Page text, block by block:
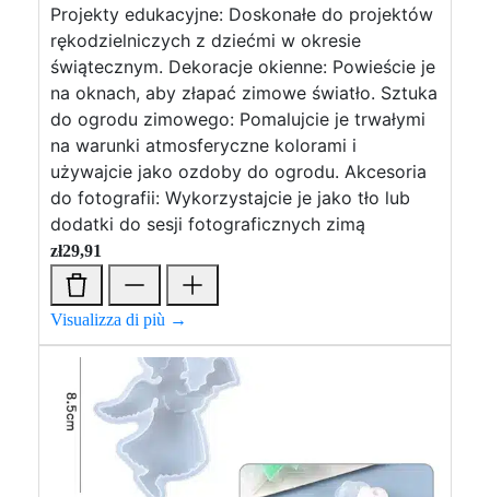
Projekty edukacyjne: Doskonałe do projektów
rękodzielniczych z dziećmi w okresie
świątecznym. Dekoracje okienne: Powieście je
na oknach, aby złapać zimowe światło. Sztuka
do ogrodu zimowego: Pomalujcie je trwałymi
na warunki atmosferyczne kolorami i
używajcie jako ozdoby do ogrodu. Akcesoria
do fotografii: Wykorzystajcie je jako tło lub
dodatki do sesji fotograficznych zimą
zł29,91
Visualizza di più →